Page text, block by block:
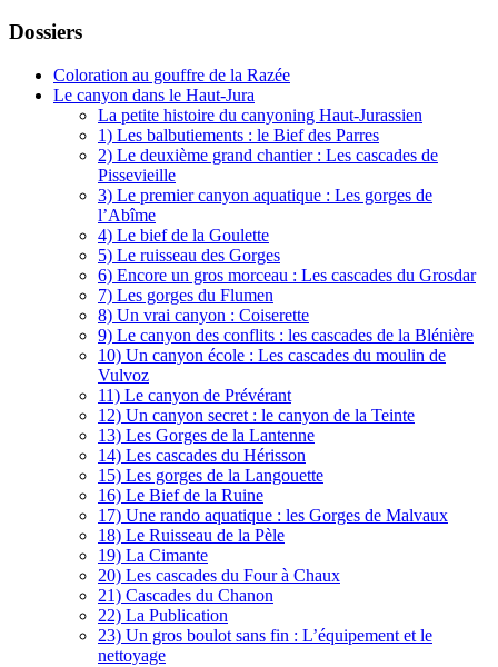
Dossiers
Coloration au gouffre de la Razée
Le canyon dans le Haut-Jura
La petite histoire du canyoning Haut-Jurassien
1) Les balbutiements : le Bief des Parres
2) Le deuxième grand chantier : Les cascades de
Pissevieille
3) Le premier canyon aquatique : Les gorges de
l’Abîme
4) Le bief de la Goulette
5) Le ruisseau des Gorges
6) Encore un gros morceau : Les cascades du Grosdar
7) Les gorges du Flumen
8) Un vrai canyon : Coiserette
9) Le canyon des conflits : les cascades de la Blénière
10) Un canyon école : Les cascades du moulin de
Vulvoz
11) Le canyon de Prévérant
12) Un canyon secret : le canyon de la Teinte
13) Les Gorges de la Lantenne
14) Les cascades du Hérisson
15) Les gorges de la Langouette
16) Le Bief de la Ruine
17) Une rando aquatique : les Gorges de Malvaux
18) Le Ruisseau de la Pèle
19) La Cimante
20) Les cascades du Four à Chaux
21) Cascades du Chanon
22) La Publication
23) Un gros boulot sans fin : L’équipement et le
nettoyage